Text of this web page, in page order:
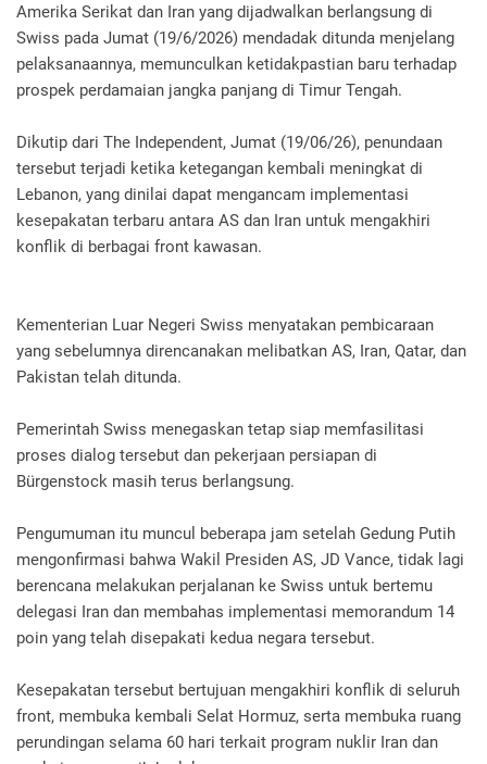
Amerika Serikat dan Iran yang dijadwalkan berlangsung di
Swiss pada Jumat (19/6/2026) mendadak ditunda menjelang
pelaksanaannya, memunculkan ketidakpastian baru terhadap
prospek perdamaian jangka panjang di Timur Tengah.
Dikutip dari The Independent, Jumat (19/06/26), penundaan
tersebut terjadi ketika ketegangan kembali meningkat di
Lebanon, yang dinilai dapat mengancam implementasi
kesepakatan terbaru antara AS dan Iran untuk mengakhiri
konflik di berbagai front kawasan.
Kementerian Luar Negeri Swiss menyatakan pembicaraan
yang sebelumnya direncanakan melibatkan AS, Iran, Qatar, dan
Pakistan telah ditunda.
Pemerintah Swiss menegaskan tetap siap memfasilitasi
proses dialog tersebut dan pekerjaan persiapan di
Bürgenstock masih terus berlangsung.
Pengumuman itu muncul beberapa jam setelah Gedung Putih
mengonfirmasi bahwa Wakil Presiden AS, JD Vance, tidak lagi
berencana melakukan perjalanan ke Swiss untuk bertemu
delegasi Iran dan membahas implementasi memorandum 14
poin yang telah disepakati kedua negara tersebut.
Kesepakatan tersebut bertujuan mengakhiri konflik di seluruh
front, membuka kembali Selat Hormuz, serta membuka ruang
perundingan selama 60 hari terkait program nuklir Iran dan